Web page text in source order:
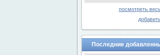
посмотреть
Последние